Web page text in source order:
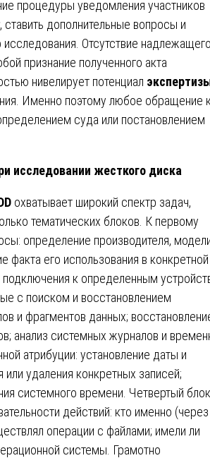
процедуры уведомления участников
ставить дополнительные вопросы и
Отсутствие надлежащего
признание полученного акта
нивелирует потенциал
Именно поэтому любое обращение к
суда или постановлением
исследовании жесткого диска
охватывает широкий спектр задач,
тематических блоков. К первому
определение производителя,
факта его использования в конкретной
к определенным
с поиском и восстановлением
и фрагментов данных;
анализ системных журналов и
атрибуции: установление даты и
удаления конкретных записей;
системного времени. Четвертый блок
действий: кто именно (через
операции с файлами; имели ли
системы. Грамотно